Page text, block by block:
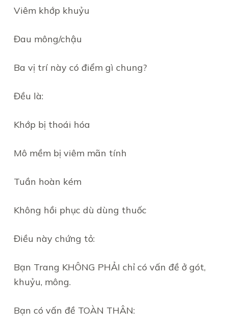
Viêm khớp khuỷu
Đau mông/chậu
Ba vị trí này có điểm gì chung?
Đều là:
Khớp bị thoái hóa
Mô mềm bị viêm mãn tính
Tuần hoàn kém
Không hồi phục dù dùng thuốc
Điều này chứng tỏ:
Bạn Trang KHÔNG PHẢI chỉ có vấn đề ở gót,
khuỷu, mông.
Bạn có vấn đề TOÀN THÂN: